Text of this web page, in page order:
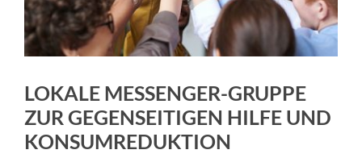
LOKALE MESSENGER-GRUPPE
ZUR GEGENSEITIGEN HILFE UND
KONSUMREDUKTION